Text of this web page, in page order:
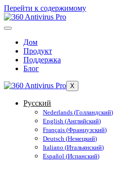
Перейти к содержимому
Дом
Продукт
Поддержка
Блог
X
Русский
Nederlands (Голландский)
English (Английский)
Français (Французский)
Deutsch (Немецкий)
Italiano (Итальянский)
Español (Испанский)